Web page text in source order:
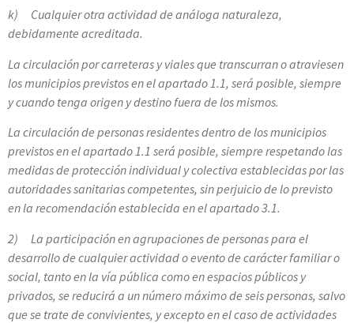
k) Cualquier otra actividad de análoga naturaleza,
debidamente acreditada.
La circulación por carreteras y viales que transcurran o atraviesen
los municipios previstos en el apartado 1.1, será posible, siempre
y cuando tenga origen y destino fuera de los mismos.
La circulación de personas residentes dentro de los municipios
previstos en el apartado 1.1 será posible, siempre respetando las
medidas de protección individual y colectiva establecidas por las
autoridades sanitarias competentes, sin perjuicio de lo previsto
en la recomendación establecida en el apartado 3.1.
2) La participación en agrupaciones de personas para el
desarrollo de cualquier actividad o evento de carácter familiar o
social, tanto en la vía pública como en espacios públicos y
privados, se reducirá a un número máximo de seis personas, salvo
que se trate de convivientes, y excepto en el caso de actividades